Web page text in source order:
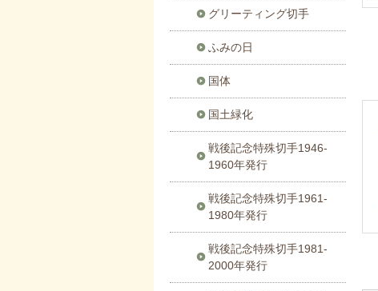
グリーティング切手
ふみの日
国体
国土緑化
戦後記念特殊切手1946-
1960年発行
戦後記念特殊切手1961-
1980年発行
戦後記念特殊切手1981-
2000年発行